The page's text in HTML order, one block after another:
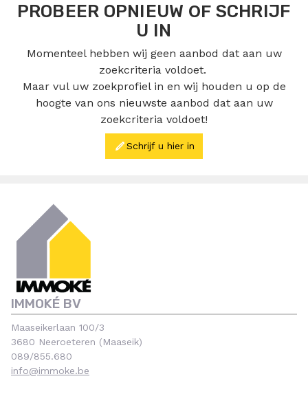
PROBEER OPNIEUW OF SCHRIJF
U IN
Momenteel hebben wij geen aanbod dat aan uw
zoekcriteria voldoet.
Maar vul uw zoekprofiel in en wij houden u op de
hoogte van ons nieuwste aanbod dat aan uw
zoekcriteria voldoet!
Schrijf u hier in
IMMOKÉ BV
Maaseikerlaan 100/3
3680 Neeroeteren (Maaseik)
089/855.680
info@immoke.be